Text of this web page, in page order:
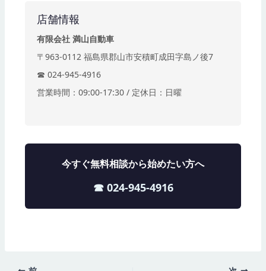
店舗情報
有限会社 満山自動車
〒963-0112 福島県郡山市安積町成田字島ノ後7
☎ 024-945-4916
営業時間：09:00-17:30 / 定休日：日曜
今すぐ無料相談から始めたい方へ
☎ 024-945-4916